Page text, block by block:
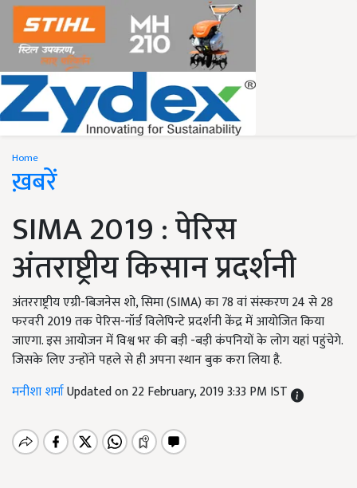
Home
ख़बरें
SIMA 2019 : पेरिस
अंतराष्ट्रीय किसान प्रदर्शनी
अंतरराष्ट्रीय एग्री-बिजनेस शो, सिमा (SIMA) का 78 वां संस्करण 24 से 28
फरवरी 2019 तक पेरिस-नॉर्ड विलेपिन्टे प्रदर्शनी केंद्र में आयोजित किया
जाएगा. इस आयोजन में विश्व भर की बड़ी -बड़ी कंपनियों के लोग यहां पहुंचेगे.
जिसके लिए उन्होंने पहले से ही अपना स्थान बुक करा लिया है.
मनीशा शर्माUpdated on 22 February, 2019 3:33 PM IST